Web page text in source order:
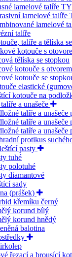
lamelové talíře
lamelové
lamelové
talíře
talíře a tělíska
kotouče s
tělíska se stopkou
kotouče s otvorem
kotouče se
elastické
kotouče na
a unašeče
talíře a
talíře a unašeče
talíře a
protikus
pasty
tuhé
polotuhé
diamantové
sady
(prášek)
křemíku černý
korund bílý
korund hnědý
balotina
řezací a brousící